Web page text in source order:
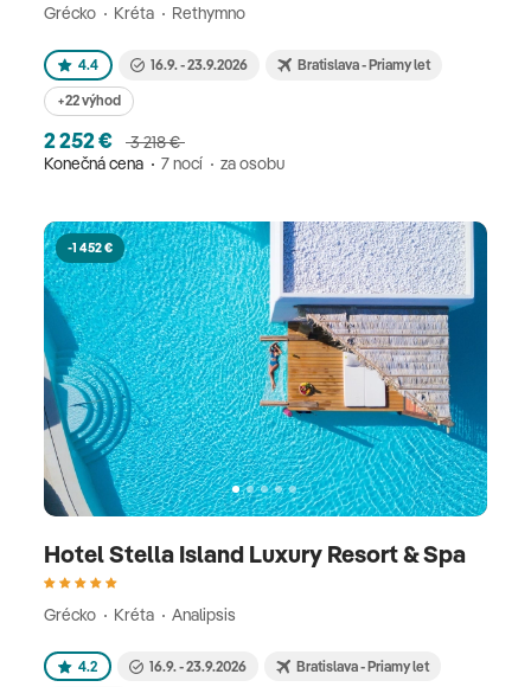
Grécko Kréta Rethymno
4.4 16.9. - 23.9.2026 Bratislava - Priamy let
+22 výhod
2 252 €
3 218 €
Konečná cena
7 nocí za osobu
-1 452 €
Hotel Stella Island Luxury Resort & Spa
Grécko Kréta Analipsis
4.2 16.9. - 23.9.2026 Bratislava - Priamy let